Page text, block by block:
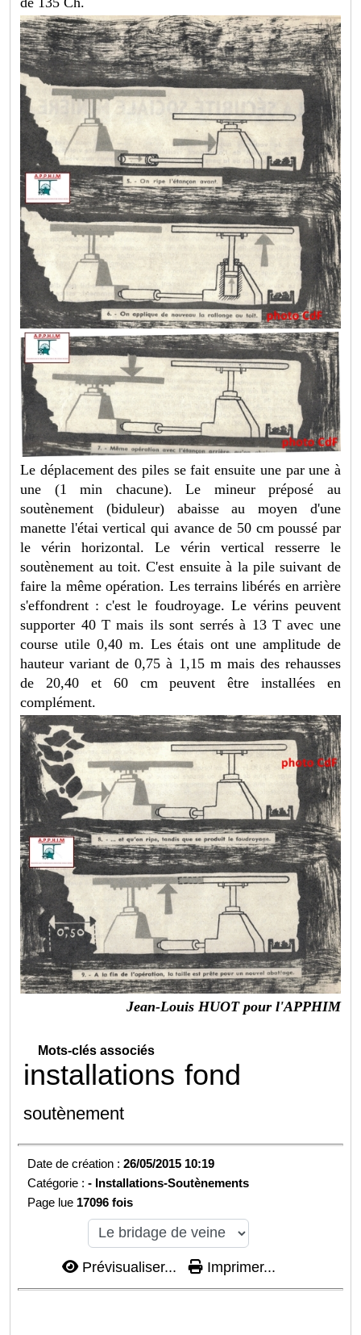
Le déplacement des piles se fait ensuite une par une à
une (1 min chacune). Le mineur préposé au
soutènement (biduleur) abaisse au moyen d'une
manette l'étai vertical qui avance de 50 cm poussé par
le vérin horizontal. Le vérin vertical resserre le
soutènement au toit. C'est ensuite à la pile suivant de
faire la même opération. Les terrains libérés en arrière
s'effondrent : c'est le foudroyage. Le vérins peuvent
supporter 40 T mais ils sont serrés à 13 T avec une
course utile 0,40 m. Les étais ont une amplitude de
hauteur variant de 0,75 à 1,15 m mais des rehausses
de 20,40 et 60 cm peuvent être installées en
complément.
Jean-Louis HUOT pour l'APPHIM
Mots-clés associés
installations fond
soutènement
Date de création :26/05/2015 10:19
Catégorie :- Installations-Soutènements
Page lue 17096 fois
Prévisualiser... Imprimer...